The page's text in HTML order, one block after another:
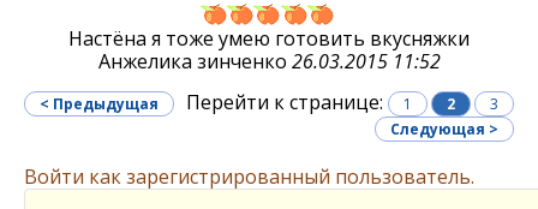
Настёна я тоже умею готовить вкусняжки
Анжелика зинченко 26.03.2015 11:52
Перейти к странице:
< Предыдущая 1 2
3
Следующая >
Войти как зарегистрированный пользователь.